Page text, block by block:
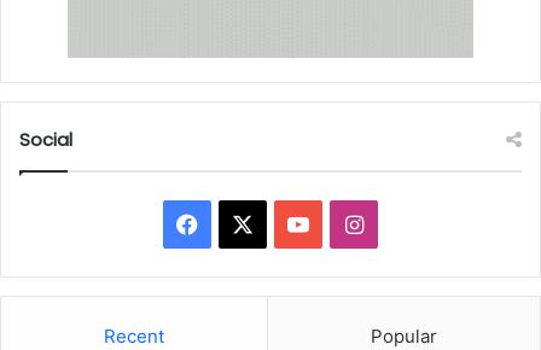
Social
Facebook YouTubeInstagram
Recent Popular